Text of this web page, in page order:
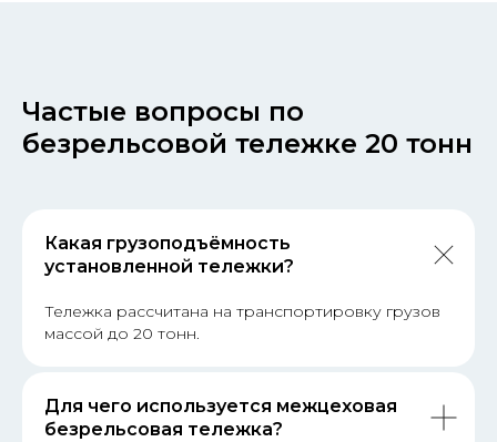
Частые вопросы по
безрельсовой тележке 20 тонн
Какая грузоподъёмность
установленной тележки?
Тележка рассчитана на транспортировку грузов
массой до 20 тонн.
Для чего используется межцеховая
безрельсовая тележка?